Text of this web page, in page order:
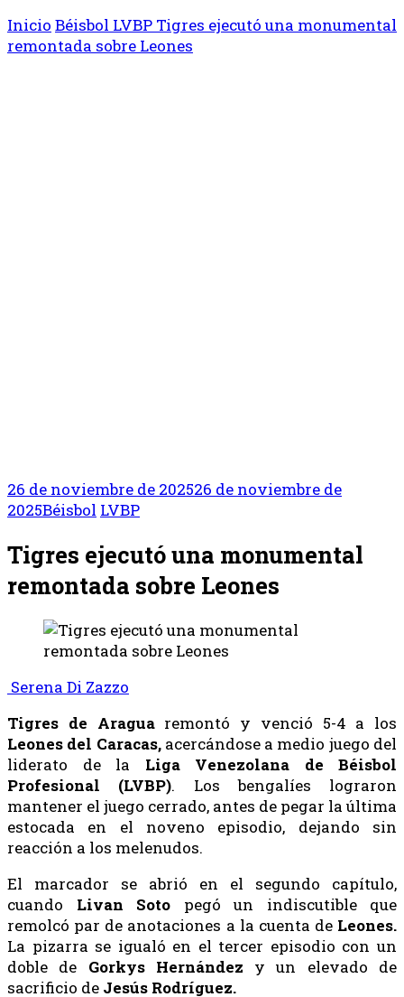
Inicio Béisbol LVBP Tigres ejecutó una monumental
remontada sobre Leones
26 de noviembre de 202526 de noviembre de
2025Béisbol LVBP
Tigres ejecutó una monumental
remontada sobre Leones
Serena Di Zazzo
Tigres de Araguaremontó y venció 5-4 a los
Leones del Caracas,acercándose a medio juego del
liderato de la Liga Venezolana de Béisbol
Profesional (LVBP). Los bengalíes lograron
mantener el juego cerrado, antes de pegar la última
estocada en el noveno episodio, dejando sin
reacción a los melenudos.
El marcador se abrió en el segundo capítulo,
cuando Livan Soto pegó un indiscutible que
remolcó par de anotaciones a la cuenta de Leones.
La pizarra se igualó en el tercer episodio con un
doble de Gorkys Hernández y un elevado de
sacrificio de Jesús Rodríguez.